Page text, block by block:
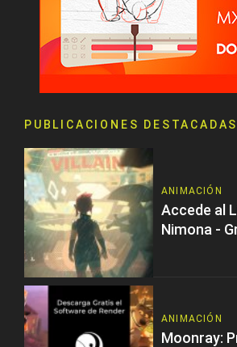
PUBLICACIONES DESTACADAS
ANIMACIÓN
Accede al
Nimona -
ANIMACIÓN
Moonray: